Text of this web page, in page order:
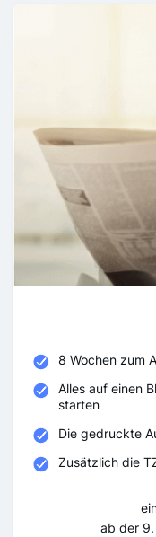
8 Wochen zum
Alles auf einen
starten
Die gedruckte
Zusätzlich die
ab der 9.